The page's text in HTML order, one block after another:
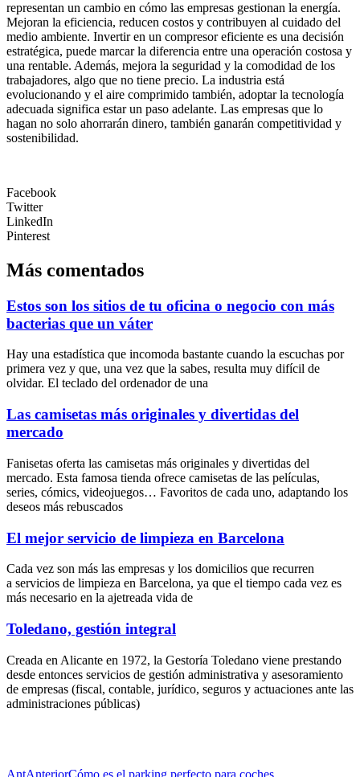
representan un cambio en cómo las empresas gestionan la energía.
Mejoran la eficiencia, reducen costos y contribuyen al cuidado del
medio ambiente. Invertir en un compresor eficiente es una decisión
estratégica, puede marcar la diferencia entre una operación costosa y
una rentable. Además, mejora la seguridad y la comodidad de los
trabajadores, algo que no tiene precio. La industria está
evolucionando y el aire comprimido también, adoptar la tecnología
adecuada significa estar un paso adelante. Las empresas que lo
hagan no solo ahorrarán dinero, también ganarán competitividad y
sostenibilidad.
Facebook
Twitter
LinkedIn
Pinterest
Más comentados
Estos son los sitios de tu oficina o negocio con más
bacterias que un váter
Hay una estadística que incomoda bastante cuando la escuchas por
primera vez y que, una vez que la sabes, resulta muy difícil de
olvidar. El teclado del ordenador de una
Las camisetas más originales y divertidas del
mercado
Fanisetas oferta las camisetas más originales y divertidas del
mercado. Esta famosa tienda ofrece camisetas de las películas,
series, cómics, videojuegos… Favoritos de cada uno, adaptando los
deseos más rebuscados
El mejor servicio de limpieza en Barcelona
Cada vez son más las empresas y los domicilios que recurren
a servicios de limpieza en Barcelona, ya que el tiempo cada vez es
más necesario en la ajetreada vida de
Toledano, gestión integral
Creada en Alicante en 1972, la Gestoría Toledano viene prestando
desde entonces servicios de gestión administrativa y asesoramiento
de empresas (fiscal, contable, jurídico, seguros y actuaciones ante las
administraciones públicas)
AntAnteriorCómo es el parking perfecto para coches